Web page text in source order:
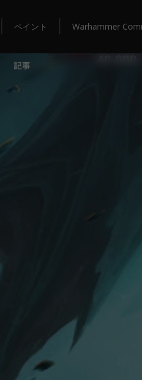
ペイント Warhammer
記事